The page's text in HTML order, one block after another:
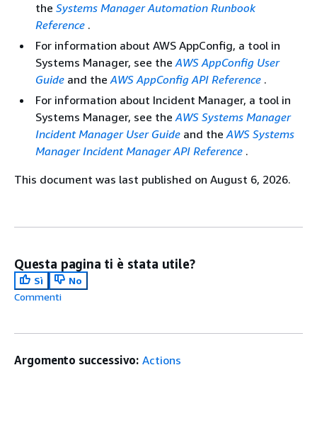
the Systems Manager Automation Runbook
Reference .
For information about AWS AppConfig, a tool in
Systems Manager, see theAWS AppConfig User
Guide and theAWS AppConfig API Reference .
For information about Incident Manager, a tool in
Systems Manager, see theAWS Systems Manager
Incident Manager User Guide and theAWS Systems
Manager Incident Manager API Reference .
This document was last published on August 6, 2026.
Questa pagina ti è stata utile?
Sì
No
Commenti
Argomento successivo: Actions